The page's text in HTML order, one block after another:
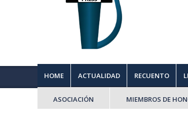
HOME ACTUALIDAD RECUENTO
ASOCIACIÓN MIEMBROS DE